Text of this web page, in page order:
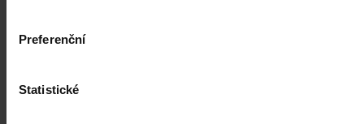
Preferenční
Statistické